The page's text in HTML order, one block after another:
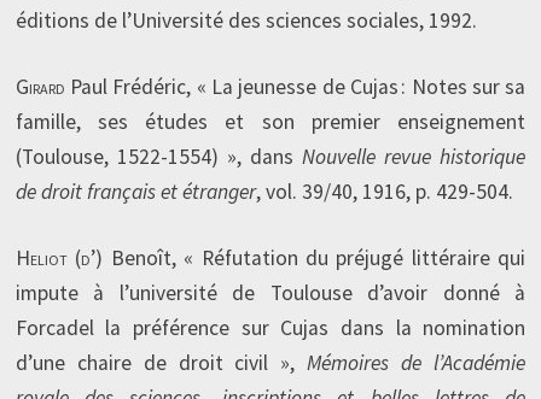
éditions de l’Université des sciences sociales, 1992.
Girard Paul Frédéric, « La jeunesse de Cujas : Notes sur sa
famille, ses études et son premier enseignement
(Toulouse, 1522-1554) », dansNouvelle revue historique
de droit français et étranger, vol. 39/40, 1916, p. 429-504.
Heliot (d’) Benoît, « Réfutation du préjugé littéraire qui
impute à l’université de Toulouse d’avoir donné à
Forcadel la préférence sur Cujas dans la nomination
d’une chaire de droit civil »,Mémoires de l’Académie